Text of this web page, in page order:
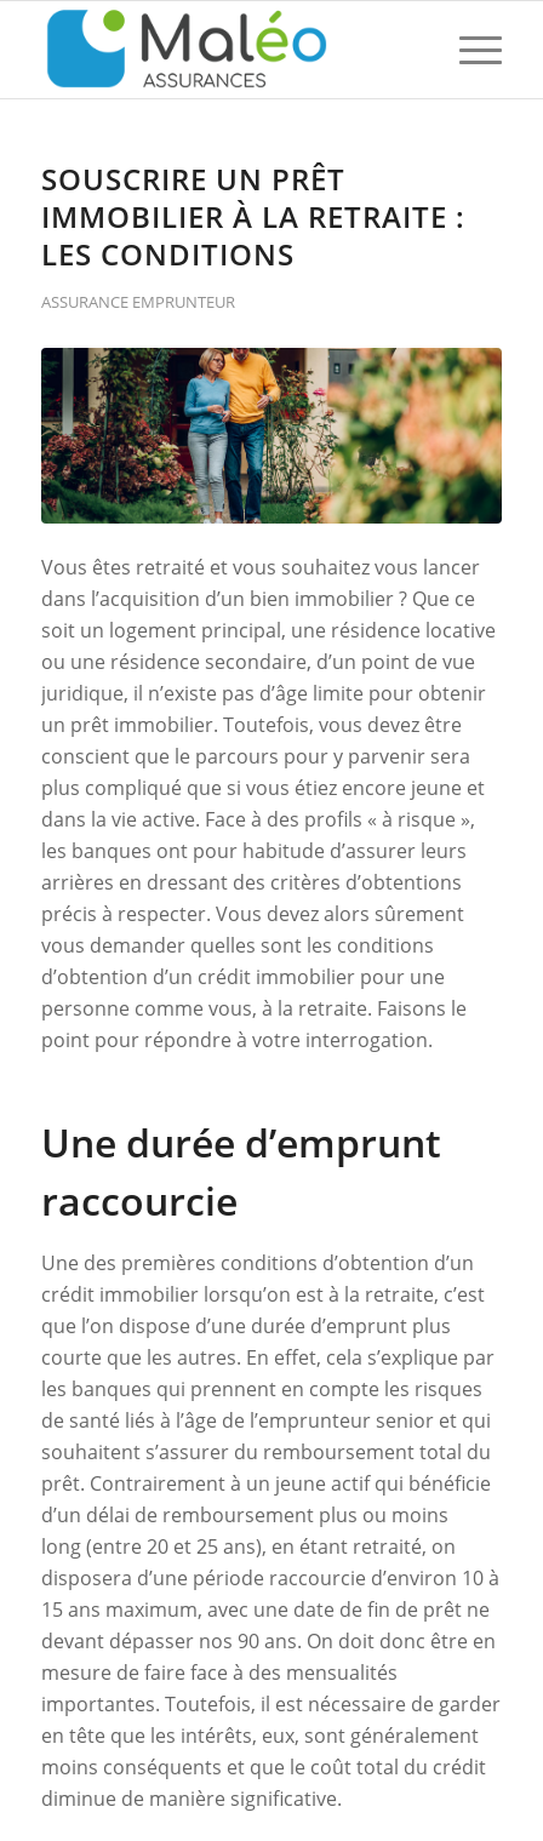
SOUSCRIRE UN PRÊT
IMMOBILIER À LA RETRAITE :
LES CONDITIONS
ASSURANCE EMPRUNTEUR
Vous êtes retraité et vous souhaitez vous lancer
dans l’acquisition d’un bien immobilier ? Que ce
soit un logement principal, une résidence locative
ou une résidence secondaire, d’un point de vue
juridique, il n’existe pas d’âge limite pour obtenir
un prêt immobilier. Toutefois, vous devez être
conscient que le parcours pour y parvenir sera
plus compliqué que si vous étiez encore jeune et
dans la vie active. Face à des profils « à risque »,
les banques ont pour habitude d’assurer leurs
arrières en dressant des critères d’obtentions
précis à respecter. Vous devez alors sûrement
vous demander quelles sont les conditions
d’obtention d’un crédit immobilier pour une
personne comme vous, à la retraite. Faisons le
point pour répondre à votre interrogation.
Une durée d’emprunt
raccourcie
Une des premières conditions d’obtention d’un
crédit immobilier lorsqu’on est à la retraite, c’est
que l’on dispose d’une durée d’emprunt plus
courte que les autres. En effet, cela s’explique par
les banques qui prennent en compte les risques
de santé liés à l’âge de l’emprunteur senior et qui
souhaitent s’assurer du remboursement total du
prêt. Contrairement à un jeune actif qui bénéficie
d’un délai de remboursement plus ou moins
long (entre 20 et 25 ans), en étant retraité, on
disposera d’une période raccourcie d’environ 10 à
15 ans maximum, avec une date de fin de prêt ne
devant dépasser nos 90 ans. On doit donc être en
mesure de faire face à des mensualités
importantes. Toutefois, il est nécessaire de garder
en tête que les intérêts, eux, sont généralement
moins conséquents et que le coût total du crédit
diminue de manière significative.